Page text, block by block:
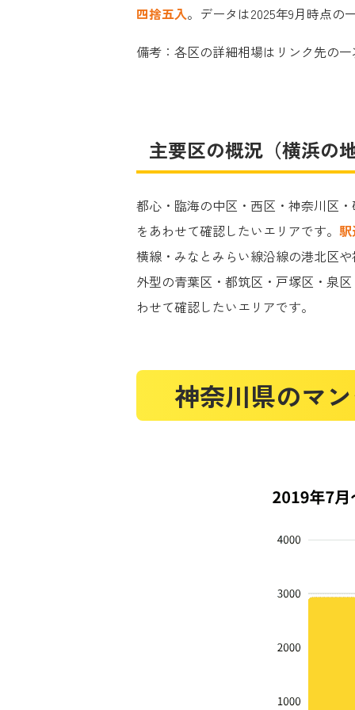
四捨五入。データは2025年9月時点の
備考：各区の詳細相場はリンク先の
主要区の概況（横浜の
都心・臨海の中区・西区・神奈川区
をあわせて確認したいエリアです。
横線・みなとみらい線沿線の港北区
外型の青葉区・都筑区・戸塚区・泉
わせて確認したいエリアです。
神奈川県のマ